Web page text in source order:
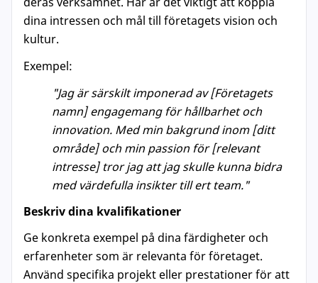
dina intressen och mål till företagets vision och
kultur.
Exempel:
"Jag är särskilt imponerad av [Företagets
namn] engagemang för hållbarhet och
innovation. Med min bakgrund inom [ditt
område] och min passion för [relevant
intresse] tror jag att jag skulle kunna bidra
med värdefulla insikter till ert team."
Beskriv dina kvalifikationer
Ge konkreta exempel på dina färdigheter och
erfarenheter som är relevanta för företaget.
Använd specifika projekt eller prestationer för att